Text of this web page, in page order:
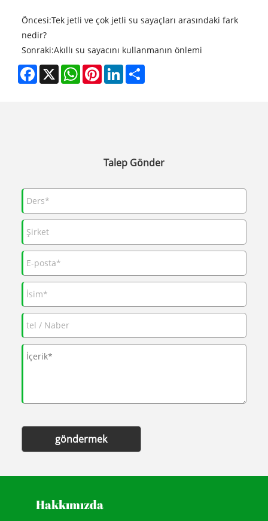
Öncesi:Tek jetli ve çok jetli su sayaçları arasındaki fark
nedir?
Sonraki:Akıllı su sayacını kullanmanın önlemi
Facebook
X WhatsAppPinterestLinkedInShare
Talep Gönder
göndermek
Hakkımızda